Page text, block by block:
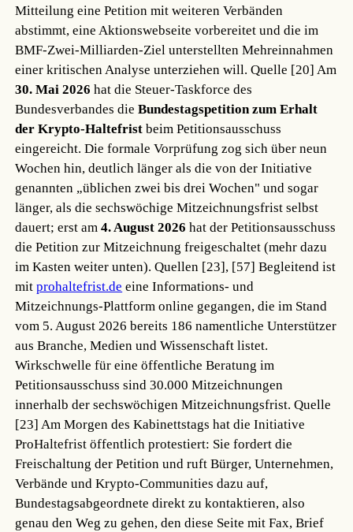
Mitteilung eine Petition mit weiteren Verbänden
abstimmt, eine Aktionswebseite vorbereitet und die im
BMF-Zwei-Milliarden-Ziel unterstellten Mehreinnahmen
einer kritischen Analyse unterziehen will.Quelle [20] Am
30. Mai 2026 hat die Steuer-Taskforce des
Bundesverbandes dieBundestagspetition zum Erhalt
der Krypto-Haltefrist beim Petitionsausschuss
eingereicht. Die formale Vorprüfung zog sich über neun
Wochen hin, deutlich länger als die von der Initiative
genannten „üblichen zwei bis drei Wochen" und sogar
länger, als die sechswöchige Mitzeichnungsfrist selbst
dauert; erst am4. August 2026 hat der Petitionsausschuss
die Petition zur Mitzeichnung freigeschaltet (mehr dazu
im Kasten weiter unten).Quellen [23], [57] Begleitend ist
mitprohaltefrist.de eine Informations- und
Mitzeichnungs-Plattform online gegangen, die im Stand
vom 5. August 2026 bereits 186 namentliche Unterstützer
aus Branche, Medien und Wissenschaft listet.
Wirkschwelle für eine öffentliche Beratung im
Petitionsausschuss sind 30.000 Mitzeichnungen
innerhalb der sechswöchigen Mitzeichnungsfrist.Quelle
[23] Am Morgen des Kabinettstags hat die Initiative
ProHaltefrist öffentlich protestiert: Sie fordert die
Freischaltung der Petition und ruft Bürger, Unternehmen,
Verbände und Krypto-Communities dazu auf,
Bundestagsabgeordnete direkt zu kontaktieren, also
genau den Weg zu gehen, den diese Seite mit Fax, Brief